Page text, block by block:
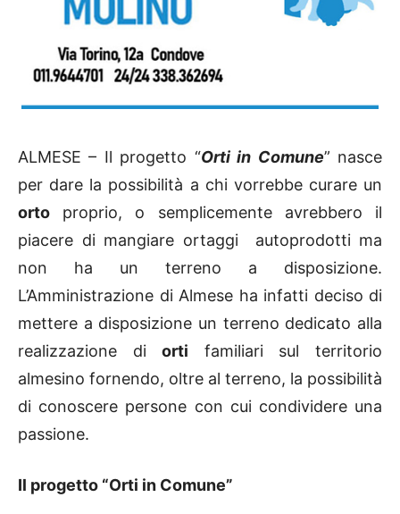
ALMESE – Il progetto “Orti in Comune” nasce
per dare la possibilità a chi vorrebbe curare un
orto proprio, o semplicemente avrebbero il
piacere di mangiare ortaggi autoprodotti ma
non ha un terreno a disposizione.
L’Amministrazione di Almese ha infatti deciso di
mettere a disposizione un terreno dedicato alla
realizzazione diorti familiari sul territorio
almesino fornendo, oltre al terreno, la possibilità
di conoscere persone con cui condividere una
passione.
Il progetto “Orti in Comune”